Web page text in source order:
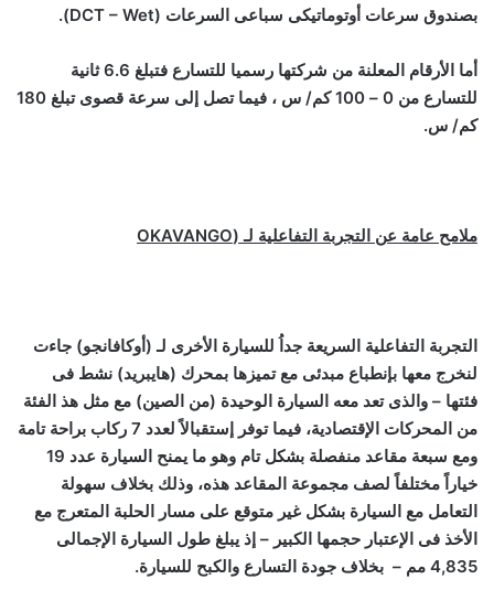
بصندوق سرعات أوتوماتيكى سباعى السرعات (DCT – Wet
).
أما الأرقام المعلنة من شركتها رسميا للتسارع فتبلغ 6.6 ثانية
للتسارع من 0 – 100 كم/ س ، فيما تصل إلى سرعة قصوى تبلغ 180
كم/ س.
ملامح عامة عن التجربة التفاعلية لـ (OKAVANGO
التجربة التفاعلية السريعة جداُ للسيارة الأخرى لـ (أوكافانجو) جاءت
لنخرج معها بإنطباع مبدئى مع تميزها بمحرك (هايبريد) نشط فى
فئتها – والذى تعد معه السيارة الوحيدة (من الصين) مع مثل هذ الفئة
من المحركات الإقتصادية، فيما توفر إستقبالاً لعدد 7 ركاب براحة تامة
ومع سبعة مقاعد منفصلة بشكل تام وهو ما يمنح السيارة عدد 19
خياراً مختلفاً لصف مجموعة المقاعد هذه، وذلك بخلاف سهولة
التعامل مع السيارة بشكل غير متوقع على مسار الحلبة المتعرج مع
الأخذ فى الإعتبار حجمها الكبير – إذ يبلغ طول السيارة الإجمالى
4,835 مم – بخلاف جودة التسارع والكبح للسيارة.